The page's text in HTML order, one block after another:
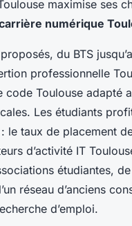
maximise ses
numérique
du BTS
professionnelle
code Toulouse adapté
Les étudiants
le taux de placement
d’activité IT
étudiantes,
réseau d’anciens
d’emploi.